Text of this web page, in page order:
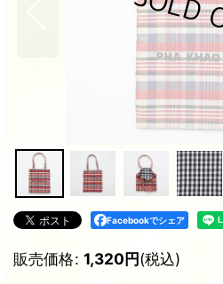
Facebookでシェア
販売価格: 1,320円(税込)